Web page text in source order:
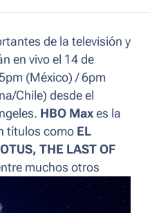
de la televisión y
en vivo el 14 de
(México) / 6pm
Chile) desde el
HBO Max es la
títulos como EL
THE LAST OF
muchos otros